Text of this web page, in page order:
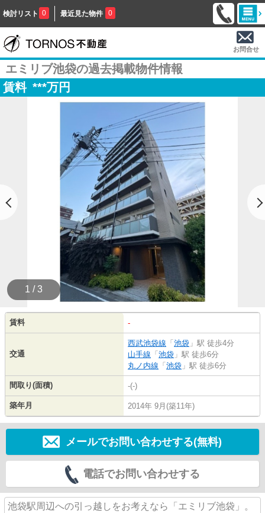
検討リスト 0 最近見た物件 0
お問合せ
エミリブ池袋の過去掲載物件情報
賃料 ***万円
1 / 3
賃料 -
交通
西武池袋線 「 池袋 」駅 徒歩4分
山手線 「 池袋 」駅 徒歩6分
丸ノ内線 「 池袋 」駅 徒歩6分
間取り(面積) -(-)
築年月 2014年 9月(築11年)
メールでお問い合わせする(無料)
電話でお問い合わせする
池袋駅周辺への引っ越しをお考えなら「エミリブ池袋」。